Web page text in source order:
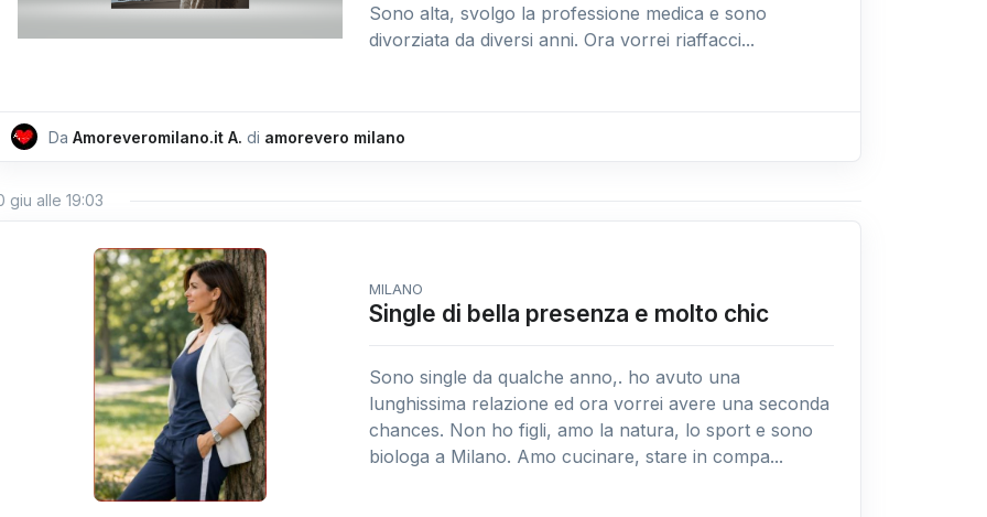
Sono alta, svolgo la professione medica e sono
divorziata da diversi anni. Ora vorrei riaffacci...
Da Amoreveromilano.it A. di amorevero milano
giu alle 19:03
MILANO
Single di bella presenza e molto chic
Sono single da qualche anno,. ho avuto una
lunghissima relazione ed ora vorrei avere una seconda
chances. Non ho figli, amo la natura, lo sport e sono
biologa a Milano. Amo cucinare, stare in compa...